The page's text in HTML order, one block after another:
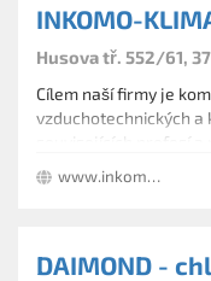
výroba (stavba)
dodávka a
gastroprovozy
dodávka a
INKOMO-
Husova tř. 552/61,
Cílem naší firmy je
vzduchotechnických a
souvisejících profesí
NÁVRHU PO REALIZACI.
www.inkomo-klimatizace.cz
DAIMOND -